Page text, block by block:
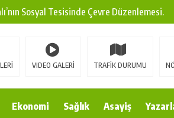
Sosyal Tesisinde Çevre Düzenlemesi.
Ulaşım Yatırımı.
Edinilen Bilgi Türk Tarımına Katkı
Medya ve Fotoğrafçılığı Keşfetti.
VIDEO GALERİ TRAFİK DURUMU
Ekonomi Sağlık Asayiş